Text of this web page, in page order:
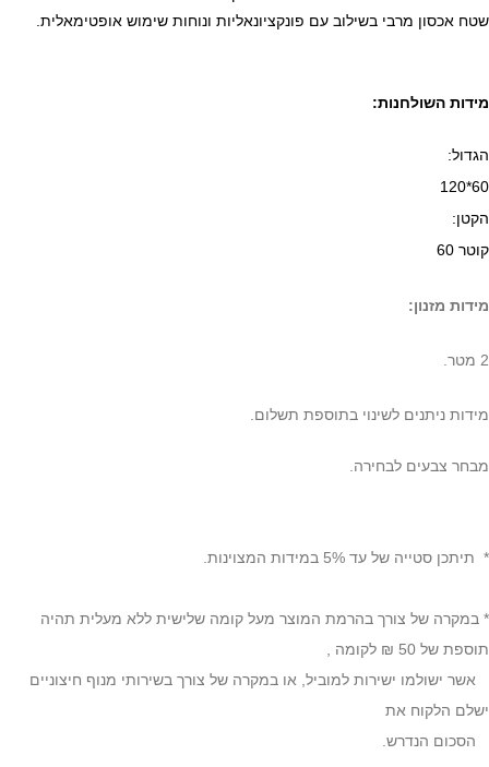
שטח אכסון מרבי בשילוב עם פונקציונאליות ונוחות שימוש אופטימאלית.
מידות השולחנות:
הגדול:
60*120
הקטן:
קוטר 60
מידות מזנון:
2 מטר.
מידות ניתנים לשינוי בתוספת תשלום.
מבחר צבעים לבחירה.
* תיתכן סטייה של עד 5% במידות המצוינות.
* במקרה של צורך בהרמת המוצר מעל קומה שלישית ללא מעלית תהיה
תוספת של 50 ₪ לקומה ,
אשר ישולמו ישירות למוביל, או במקרה של צורך בשירותי מנוף חיצוניים
ישלם הלקוח את
הסכום הנדרש.